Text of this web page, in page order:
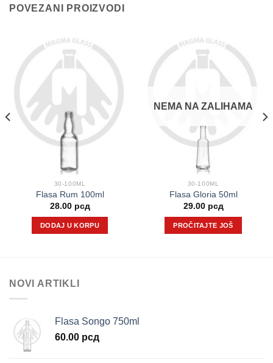
POVEZANI PROIZVODI
30-100ML
Flasa Rum 100ml
28.00 рсд
DODAJ U KORPU
NEMA NA ZALIHAMA
30-100ML
Flasa Gloria 50ml
29.00 рсд
PROČITAJTE JOŠ
NOVI ARTIKLI
Flasa Songo 750ml
60.00 рсд